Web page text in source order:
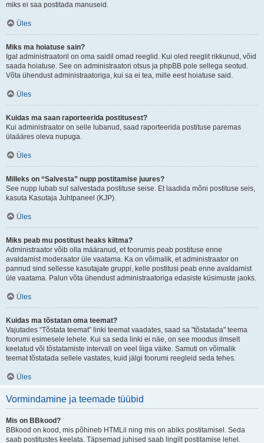
miks ei saa postitada manuseid.
Üles
Miks ma hoiatuse sain?
Igal administraatoril on oma saidil omad reeglid. Kui oled reeglit rikkunud, võid
saada hoiatuse. See on administraatori otsus ja phpBB pole sellega seotud.
Võta ühendust administraatoriga, kui sa ei tea, mille eest hoiatuse said.
Üles
Kuidas ma saan raporteerida postitusest?
Kui administraator on selle lubanud, saad raporteerida postituse paremas
ülaääres oleva nupuga.
Üles
Milleks on “Salvesta” nupp postitamise juures?
See nupp lubab sul salvestada postituse seise. Et laadida mõni postituse seis,
kasuta Kasutaja Juhtpaneel (KJP).
Üles
Miks peab mu postitust heaks kiitma?
Administraator võib olla määranud, et foorumis peab postituse enne
avaldamist moderaator üle vaatama. Ka on võimalik, et administraator on
pannud sind sellesse kasutajate gruppi, kelle postitusi peab enne avaldamist
üle vaatama. Palun võta ühendust administraatoriga edasiste küsimuste jaoks.
Üles
Kuidas ma tõstatan oma teemat?
Vajutades “Tõstata teemat” linki teemat vaadates, saad sa "tõstatada" teema
foorumi esimesele lehele. Kui sa seda linki ei näe, on see moodus ilmselt
keelatud või tõstatamiste intervall on veel liiga väike. Samuti on võimalik
teemat tõstatada sellele vastates, kuid jälgi foorumi reegleid seda tehes.
Üles
Vormindamine ja teemade tüübid
Mis on BBkood?
BBkood on kood, mis põhineb HTMLil ning mis on abiks postitamisel. Seda
saab postitustes keelata. Täpsemad juhised saab lingilt postitamise lehel.